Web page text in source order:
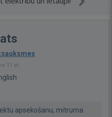
11 st.
apsekošanu, mitruma